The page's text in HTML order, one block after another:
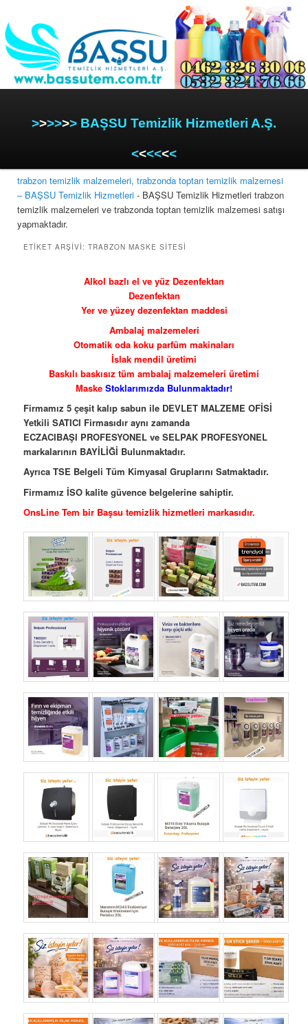
>>>>>> BAŞSU Temizlik Hizmetleri A.Ş.
<<<<<<
trabzon temizlik malzemeleri, trabzonda toptan temizlik malzemesi
– BAŞSU Temizlik Hizmetleri - BAŞSU Temizlik Hizmetleri trabzon
temizlik malzemeleri ve trabzonda toptan temizlik malzemesi satışı
yapmaktadır.
ETIKET ARŞIVI:TRABZON MASKE SITESI
Alkol bazlı el ve yüz Dezenfektan
Dezenfektan
Yer ve yüzey dezenfektan maddesi
Ambalaj malzemeleri
Otomatik oda koku parfüm makinaları
İslak mendil üretimi
Baskılı baskısız tüm ambalaj malzemeleri üretimi
Maske Stoklarımızda Bulunmaktadır!
Firmamız 5 çeşit kalıp sabun ile DEVLET MALZEME OFİSİ
Yetkili SATICI Firmasıdır aynı zamanda
ECZACIBAŞI PROFESYONEL ve SELPAK PROFESYONEL
markalarının BAYİLİĞİ Bulunmaktadır.
Ayrıca TSE Belgeli Tüm Kimyasal Gruplarını Satmaktadır.
Firmamız İSO kalite güvence belgelerine sahiptir.
OnsLine Tem bir Başsu temizlik hizmetleri markasıdır.